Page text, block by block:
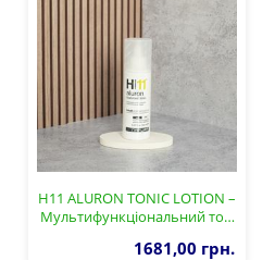
H11 ALURON TONIC LOTION –
Мультифункціональний то…
1681,00 грн.